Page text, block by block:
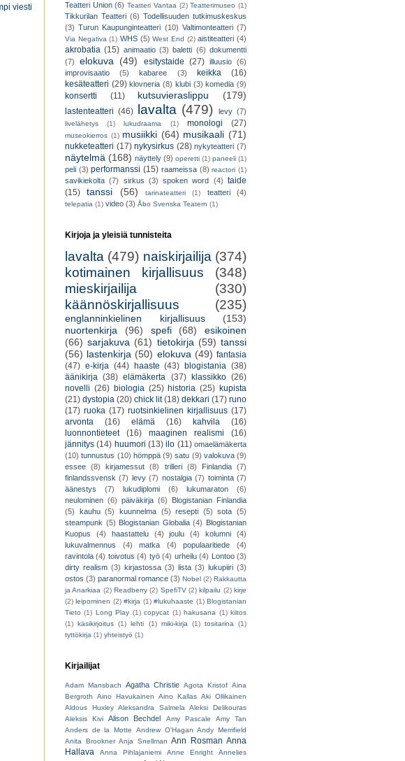
viesti Teatteri Union (6) Teatteri Vantaa (2) Teatterimuseo (1)
Tikkurilan Teatteri (6) Todellisuuden tutkimuskeskus
(3) Turun Kaupunginteatteri (10) Valtimonteatteri (7)
Via Negativa (1) WHS (5) West End (2) aistiteatteri (4)
akrobatia (15) animaatio (3) baletti (6) dokumentti
(7)
elokuva (49) esitystaide (27) illuusio (6)
improvisaatio
(5) kabaree (3) keikka
(16)
kesäteatteri (29) klovneria (8) klubi (3) komedia (9)
konsertti (11) kutsuvieraslippu (179)
lastenteatteri (46) lavalta (479) levy (7)
livelähetys (1) lukudraama (1) monologi (27)
museokierros (1) musiikki (64) musikaali (71)
nukketeatteri (17) nykysirkus (28) nykyteatteri (7)
näytelmä (168) näyttely (9) operetti (1) paneeli (1)
peli (3) performanssi (15) raameissa (8) reactori (1)
savikiekolta (7) sirkus (3) spoken word (4) taide
(15)
tanssi (56) tarinateatteri (1) teatteri (4)
telepatia (1) video (3) Åbo Svenska Teatern (1)
Kirjoja ja yleisiä tunnisteita
lavalta (479) naiskirjailija (374)
kotimainen kirjallisuus
(348)
mieskirjailija
(330)
käännöskirjallisuus
(235)
englanninkielinen kirjallisuus
(153)
nuortenkirja
(96) spefi (68)
esikoinen
(66) sarjakuva (61) tietokirja (59) tanssi
(56) lastenkirja (50) elokuva (49) fantasia
(47) e-kirja (44) haaste (43) blogistania (38)
äänikirja (38) elämäkerta (37) klassikko (26)
novelli (26) biologia (25) historia (25) kupista
(21) dystopia (20) chick lit (18) dekkari (17) runo
(17) ruoka (17) ruotsinkielinen kirjallisuus (17)
arvonta
(16) elämä (16) kahvila
(16)
luonnontieteet
(16) maaginen realismi
(16)
jännitys (14) huumori (13) ilo (11) omaelämäkerta
(10) tunnustus (10) hömppä (9) satu (9) valokuva (9)
essee (8) kirjamessut (8) trilleri (8) Finlandia (7)
finlandssvensk (7) levy (7) nostalgia (7) toiminta (7)
äänestys
(7) lukudiplomi (6) lukumaraton
(6)
neulominen (6) päiväkirja (6)
Blogistanian Finlandia
(5)
kauhu (5) kuunnelma (5) resepti (5) sota (5)
steampunk (5) Blogistanian Globalia (4)
Blogistanian
Kuopus
(4) haastattelu (4) joulu (4) kolumni
(4)
lukuvalmennus
(4) matka (4) populaaritiede
(4)
ravintola (4) toivotus (4) työ (4) urheilu (4) Lontoo (3)
dirty realism (3) kirjastossa (3) lista (3) lukupiiri (3)
ostos (3) paranormal romance (3) Nobel (2) Rakkautta
ja Anarkiaa (2) Readberry (2) SpefiTV (2) kilpailu (2) kirje
(2) leipominen (2) #kirja (1) #lukuhaaste (1) Blogistanian
Tieto (1) Long Play (1) copycat (1) hakusana (1) kiitos
(1) käsikirjoitus (1) lehti (1) miki-kirja (1) tositarina (1)
tyttökirja (1) yhteistyö (1)
Kirjailijat
Adam Mansbach Agatha Christie Agota Kristof Aina
Bergroth
Aino Havukainen Aino Kallas Aki Ollikainen
Aldous Huxley
Aleksandra Salmela
Aleksi Delikouras
Aleksis Kivi
Alison Bechdel Amy Pascale
Amy Tan
Anders de la Motte
Andrew O'Hagan Andy Merrifield
Anita Brookner Anja Snellman Ann Rosman Anna
Hallava
Anna Pihlajaniemi Anne Enright
Annelies